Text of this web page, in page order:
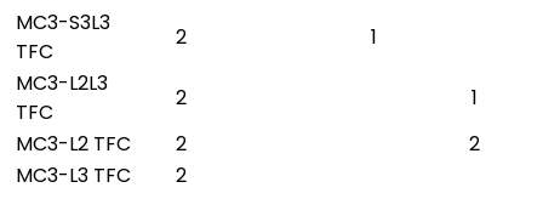
MC3-S3L3
TFC
2
1
MC3-L2L3
TFC
2
1
MC3-L2 TFC
2
2
MC3-L3 TFC
2